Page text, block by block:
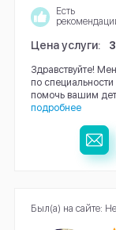
Есть
Цена услуги:
Здравствуйте!
по
помочь вашим
подробнее
Был(а) на сайте: